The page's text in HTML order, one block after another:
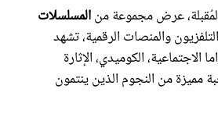
المُقبلة، عرض مجموعة منالمسلسلات
والمنصات الرقمية، تشهد
الاجتماعية، الكوميدي، الإثارة
مميزة من النجوم الذين ينتمون
مجلة سيدتي
غلاف رقمي